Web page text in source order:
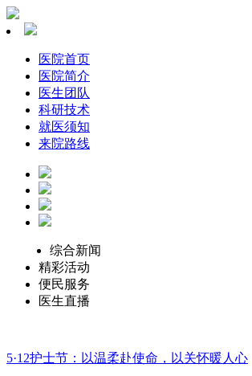
医院首页
医院简介
医生团队
科研技术
就医须知
来院路线
综合新闻
精彩活动
便民服务
医生直播
5·12护士节：以温柔赴使命，以关怀暖人心